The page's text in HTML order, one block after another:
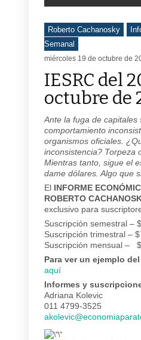
Roberto Cachanosky
Semanal
miércoles 19 de octubre de
IESRC del
octubre de
Ante la fuga de capitales
comportamiento
organismos oficiales.
inconsistencia? Torpeza
Mientras tanto, sigue el
dame dólares. Algo que
El INFORME
ROBERTO
exclusivo para
Suscripción semestral –
Suscripción trimestral –
Suscripción mensual –
Para ver un ejemplo del
aquí
Informes y
Adriana Kolevic
011 4799-3525